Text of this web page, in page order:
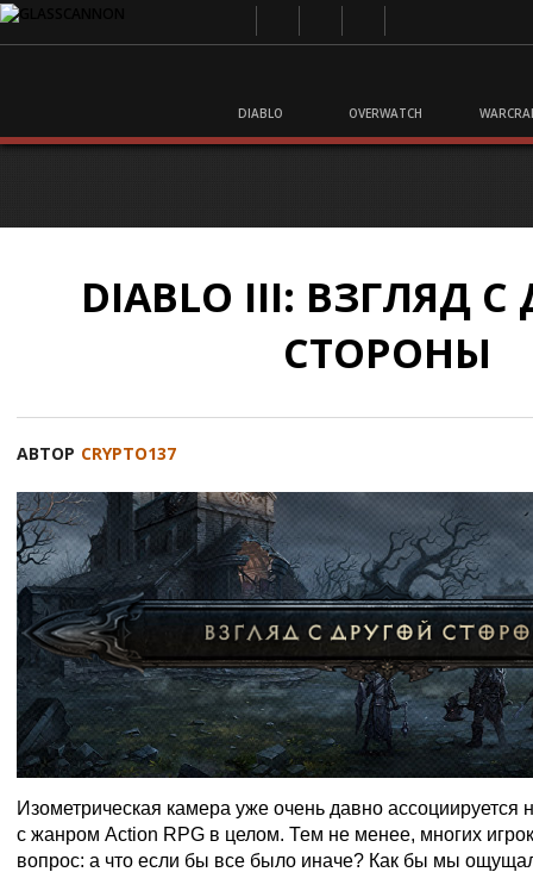
DIABLO OVERWATCH
DIABLO III: ВЗГЛЯД
СТОРОНЫ
АВТОР CRYPTO137
Изометрическая камера уже очень давно ассоциируется
с жанром Action RPG в целом. Тем не менее, многих
вопрос: а что если бы все было иначе? Как бы мы